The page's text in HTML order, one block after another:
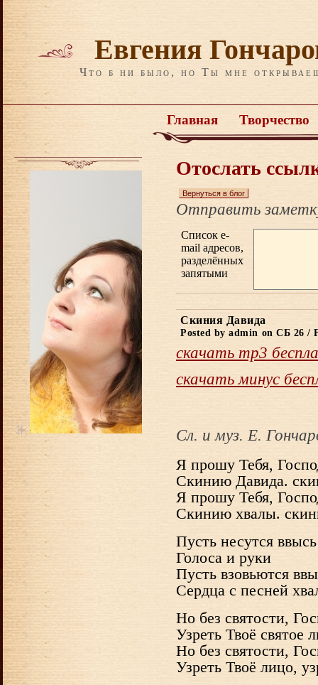
Евгения
Что б ни было, но Ты мне
Главная Творчество
Отослать
Вернуться в блог
Отправить
Список e-
mail адресов,
разделённых
запятыми
Скиния Давида
Posted by admin on СБ 26 /
скачать mp3
скачать минус
Сл. и муз. Е.
Я прошу Тебя,
Скинию Давида.
Я прошу Тебя,
Скинию хвалы.
Пусть несутся ввысь
Голоса и руки
Пусть взовьются
Сердца с песней
Но без святости,
Узреть Твоё святое
Но без святости,
Узреть Твоё лицо,